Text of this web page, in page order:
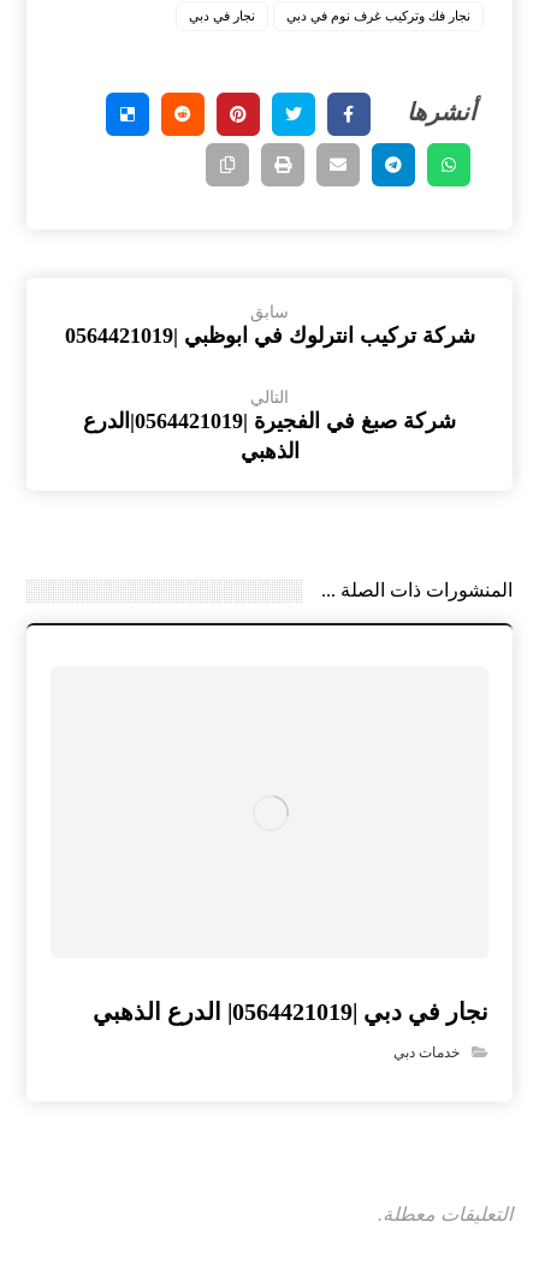
نجار فك وتركيب غرف نوم في دبي نجار في دبي
سابق
شركة تركيب انترلوك في ابوظبي |0564421019
التالي
شركة صبغ في الفجيرة |0564421019|الدرع
الذهبي
المنشورات ذات الصلة ...
نجار في دبي |0564421019| الدرع الذهبي
خدمات دبي
التعليقات معطلة.